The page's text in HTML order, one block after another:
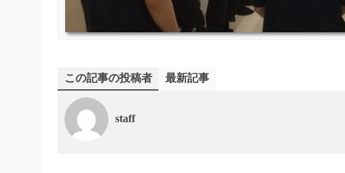
この記事の投稿者 最新記事
staff